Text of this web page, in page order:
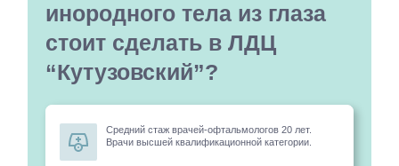
инородного тела из глаза
стоит сделать в ЛДЦ
“Кутузовский”?
Средний стаж врачей-офтальмологов 20 лет.
Врачи высшей квалификационной категории.